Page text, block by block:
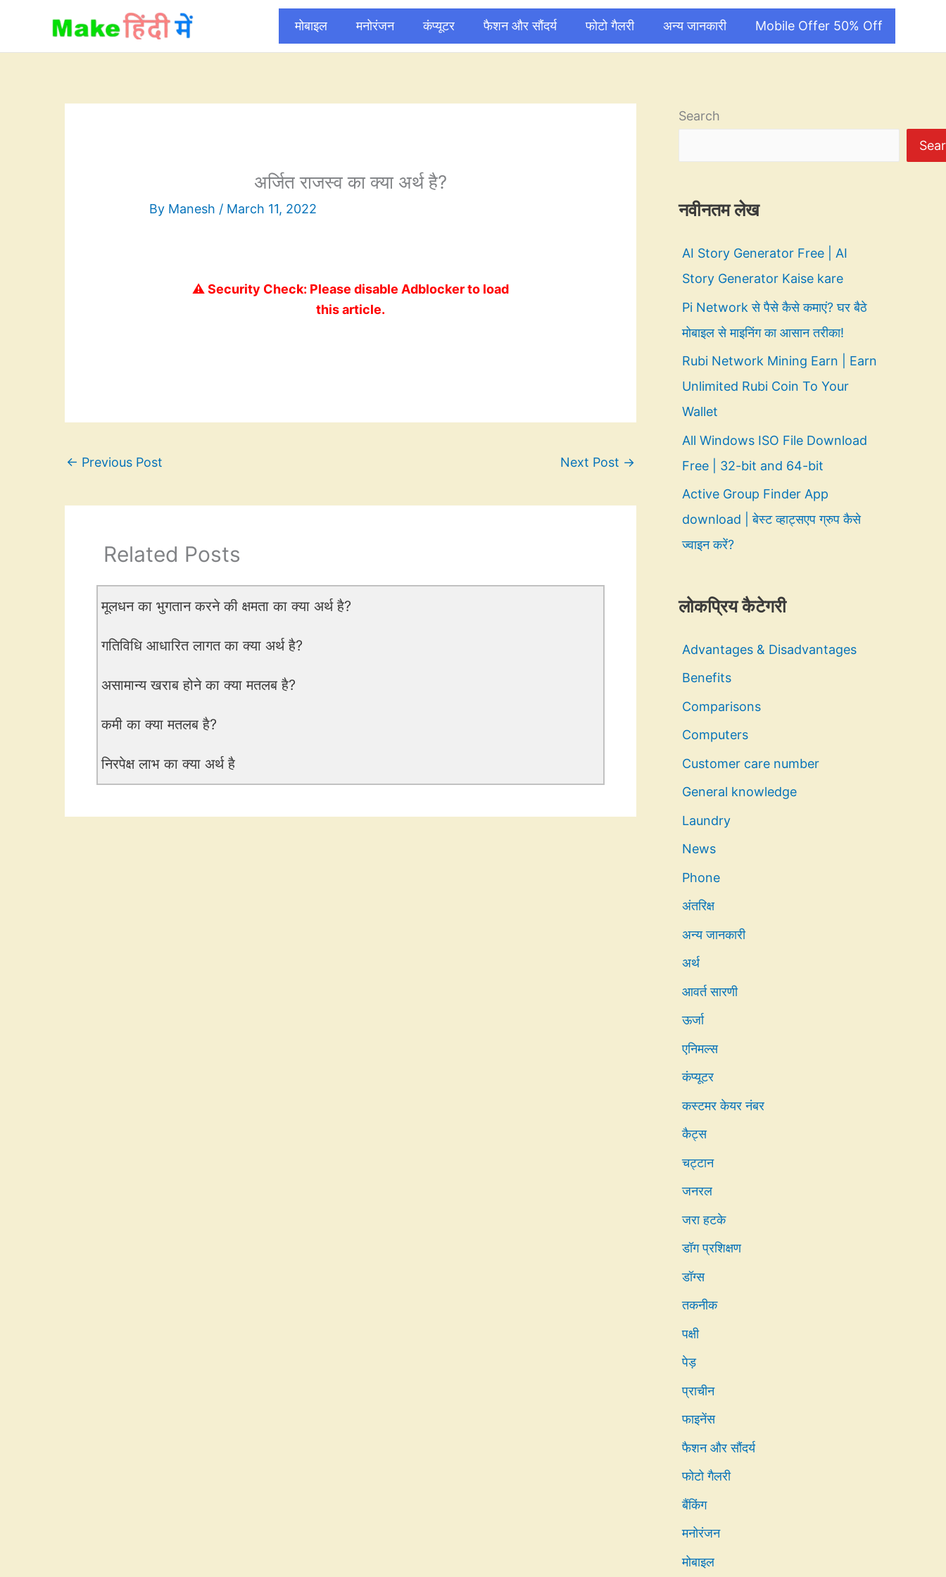
content
मोबाइल मनोरंजन कंप्यूटर फैशन और सौंदर्य फोटो गैलरी अन्य जानकारी Mobile Offer 50% Off
अर्जित राजस्व का क्या अर्थ है?
By Manesh / March 11, 2022
⚠️ Security Check: Please disable Adblocker to load
this article.
← Previous Post Next Post →
Related Posts
मूलधन का भुगतान करने की क्षमता का क्या अर्थ है?
गतिविधि आधारित लागत का क्या अर्थ है?
असामान्य खराब होने का क्या मतलब है?
कमी का क्या मतलब है?
निरपेक्ष लाभ का क्या अर्थ है
Search
नवीनतम लेख
AI Story Generator Free | AI
Story Generator Kaise kare
Pi Network से पैसे कैसे कमाएं? घर बैठे
मोबाइल से माइनिंग का आसान तरीका!
Rubi Network Mining Earn | Earn
Unlimited Rubi Coin To Your
Wallet
All Windows ISO File Download
Free | 32-bit and 64-bit
Active Group Finder App
download | बेस्ट व्हाट्सएप ग्रुप कैसे
ज्वाइन करें?
लोकप्रिय कैटेगरी
Advantages & Disadvantages
Benefits
Comparisons
Computers
Customer care number
General knowledge
Laundry
News
Phone
अंतरिक्ष
अन्य जानकारी
अर्थ
आवर्त सारणी
ऊर्जा
एनिमल्स
कंप्यूटर
कस्टमर केयर नंबर
कैट्स
चट्टान
जनरल
जरा हटके
डॉग प्रशिक्षण
डॉग्स
तकनीक
पक्षी
पेड़
प्राचीन
फाइनेंस
फैशन और सौंदर्य
फोटो गैलरी
बैंकिंग
मनोरंजन
मोबाइल